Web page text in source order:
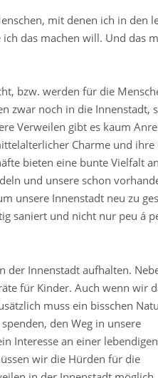
mit denen ich in den
das machen will. Und das
bzw. werden für die
zwar noch in die Innenstadt,
Verweilen gibt es kaum
Charme und ihre
bieten eine bunte Vielfalt an
und unsere schon
unsere Innenstadt neu zu
saniert und nicht nur peu á
der Innenstadt aufhalten.
für Kinder. Auch wenn wir
muss ein bisschen
den Weg in unsere
Interesse an einer lebendigen
wir die Hürden für die